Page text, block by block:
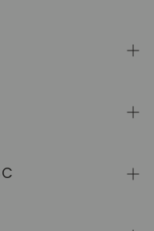
y su belleza que
en perfecto